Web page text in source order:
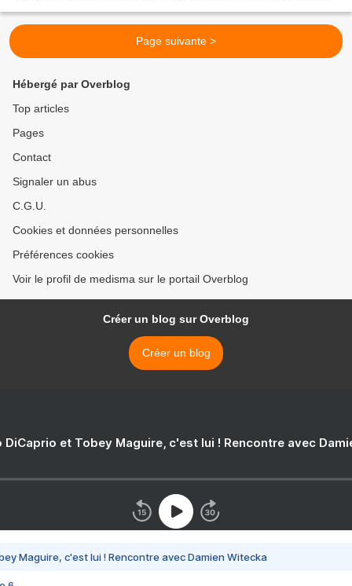
Page suivante >
Hébergé par Overblog
Top articles
Pages
Contact
Signaler un abus
C.G.U.
Cookies et données personnelles
Préférences cookies
Voir le profil de medisma sur le portail Overblog
Créer un blog sur Overblog
Créer un blog
DiCaprio et Tobey Maguire, c'est lui ! Rencontre avec
Maguire, c'est lui ! Rencontre avec Damien Witecka